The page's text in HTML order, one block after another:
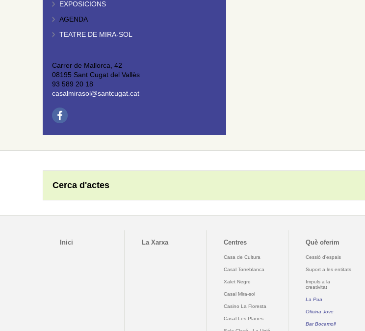
EXPOSICIONS
AGENDA
TEATRE DE MIRA-SOL
Carrer de Mallorca, 42
08195 Sant Cugat del Vallès
93 589 20 18
casalmirasol@santcugat.cat
Cerca d'actes
Inici La Xarxa Centres
Casa de Cultura
Casal Torreblanca
Xalet Negre
Casal Mira-sol
Casino La Floresta
Casal Les Planes
Què oferim
Cessió d'espais
Suport a les entitats
Impuls a la
creativitat
La Pua
Oficina Jove
Bar Bocamoll